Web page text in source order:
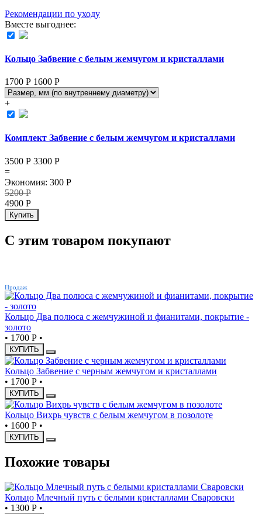
Рекомендации по уходу
Вместе выгоднее:
Кольцо Забвение с белым жемчугом и кристаллами
1700 Р 1600 Р
+
Комплект Забвение с белым жемчугом и кристаллами
3500 Р 3300 Р
=
Экономия: 300 Р
5200Р
4900 Р
Купить
С этим товаром покупают
Продаж
Кольцо Два полюса с жемчужиной и фианитами, покрытие -
золото
• 1700 Р •
КУПИТЬ
Кольцо Забвение с черным жемчугом и кристаллами
• 1700 Р •
КУПИТЬ
Кольцо Вихрь чувств с белым жемчугом в позолоте
• 1600 Р •
КУПИТЬ
Похожие товары
Кольцо Млечный путь с белыми кристаллами Сваровски
• 1300 Р •